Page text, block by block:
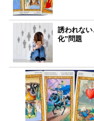
誘われな
化”問題